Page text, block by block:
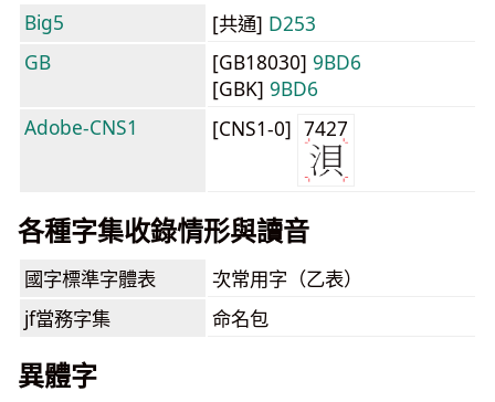
Big5 [共通] D253
GB
[GB18030] 9BD6
[GBK] 9BD6
Adobe-CNS1
[CNS1-0] 7427
各種字集收錄情形與讀音
國字標準字體表 次常用字（乙表）
jf當務字集 命名包
異體字